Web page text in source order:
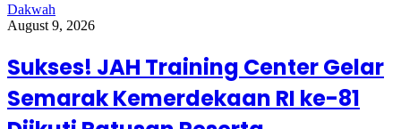
Dakwah
August 9, 2026
Sukses! JAH Training Center Gelar
Semarak Kemerdekaan RI ke-81